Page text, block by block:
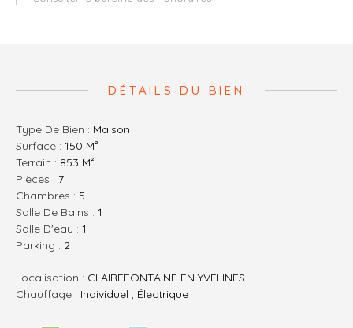
DÉTAILS DU BIEN
Type De Bien : Maison
Surface : 150 M²
Terrain : 853 M²
Pièces : 7
Chambres : 5
Salle De Bains : 1
Salle D'eau : 1
Parking : 2
Localisation : CLAIREFONTAINE EN YVELINES
Chauffage : Individuel , Électrique